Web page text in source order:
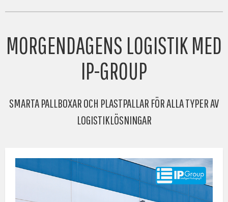
MORGENDAGENS LOGISTIK MED
IP-GROUP
SMARTA PALLBOXAR OCH PLASTPALLAR FÖR ALLA TYPER AV
LOGISTIKLÖSNINGAR